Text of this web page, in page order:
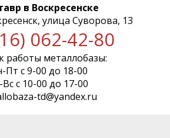
в Воскресенске
улица Суворова, 13
062-42-80
работы металлобазы:
Пт с 9-00 до 18-00
с 10-00 до 17-00
td@yandex.ru